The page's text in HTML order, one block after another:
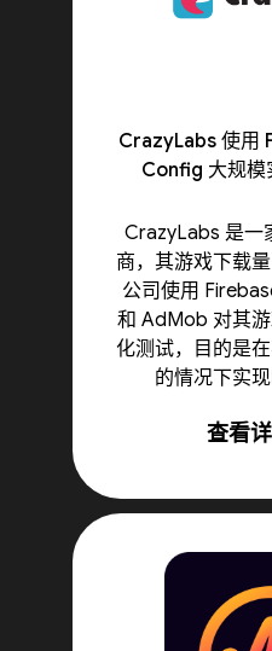
CrazyLabs 使用
Config 大规模
CrazyLabs 是一
商，其游戏下载
公司使用
和 AdMob 对其
化测试，目的是
的情况下实现
查看